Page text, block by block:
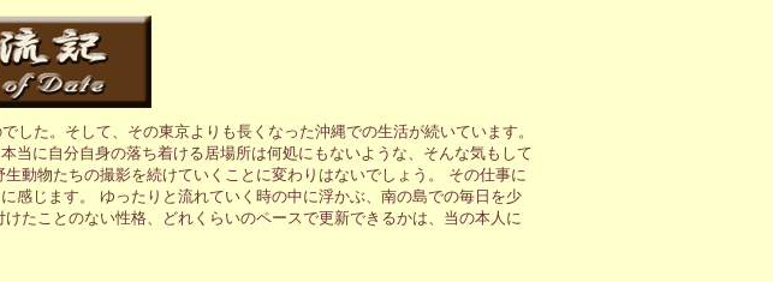
た。そして、その東京よりも長くなった沖縄での生活が続いています。
当に自分自身の落ち着ける居場所は何処にもないような、そんな気もして
動物たちの撮影を続けていくことに変わりはないでしょう。 その仕事に
感じます。 ゆったりと流れていく時の中に浮かぶ、南の島での毎日を少
たことのない性格、どれくらいのペースで更新できるかは、当の本人に